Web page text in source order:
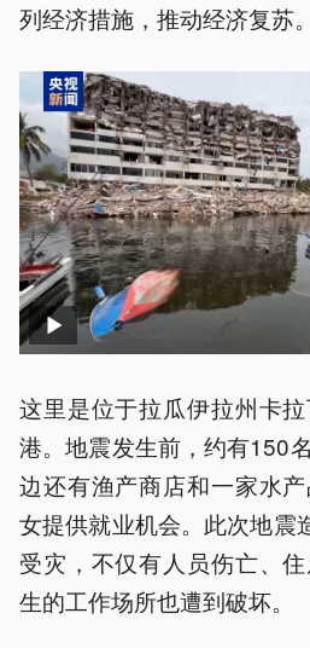
列经济措施，推动经济复苏。
这里是位于拉瓜伊拉州卡
港。地震发生前，约有150
边还有渔产商店和一家水
女提供就业机会。此次地震
受灾，不仅有人员伤亡、
生的工作场所也遭到破坏。